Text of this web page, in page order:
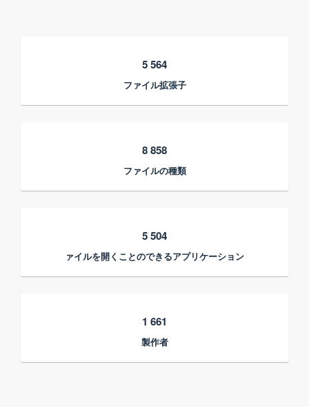
5 564
ファイル拡張子
8 858
ファイルの種類
5 504
ァイルを開くことのできるアプリケーション
1 661
製作者